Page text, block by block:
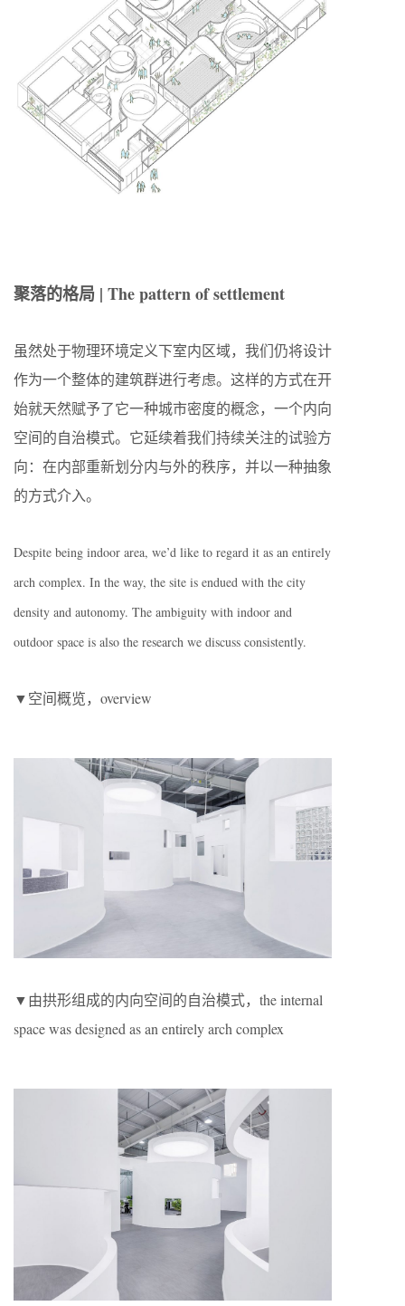
聚落的格局 | The pattern of settlement
虽然处于物理环境定义下室内区域，我们仍将设计
作为一个整体的建筑群进行考虑。这样的方式在开
始就天然赋予了它一种城市密度的概念，一个内向
空间的自治模式。它延续着我们持续关注的试验方
向：在内部重新划分内与外的秩序，并以一种抽象
的方式介入。
Despite being indoor area, we’d like to regard it as an entirely
arch complex. In the way, the site is endued with the city
density and autonomy. The ambiguity with indoor and
outdoor space is also the research we discuss consistently.
▼空间概览，overview
▼由拱形组成的内向空间的自治模式，the internal
space was designed as an entirely arch complex